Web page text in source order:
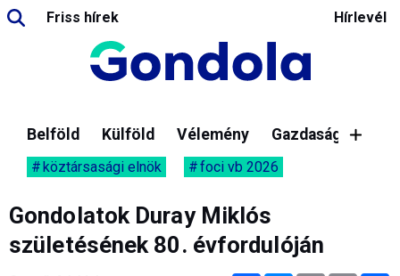
Friss hírek Hírlevél
Belföld Külföld Vélemény Gazdaság
köztársasági elnök foci vb 2026
Gondolatok Duray Miklós
születésének 80. évfordulóján